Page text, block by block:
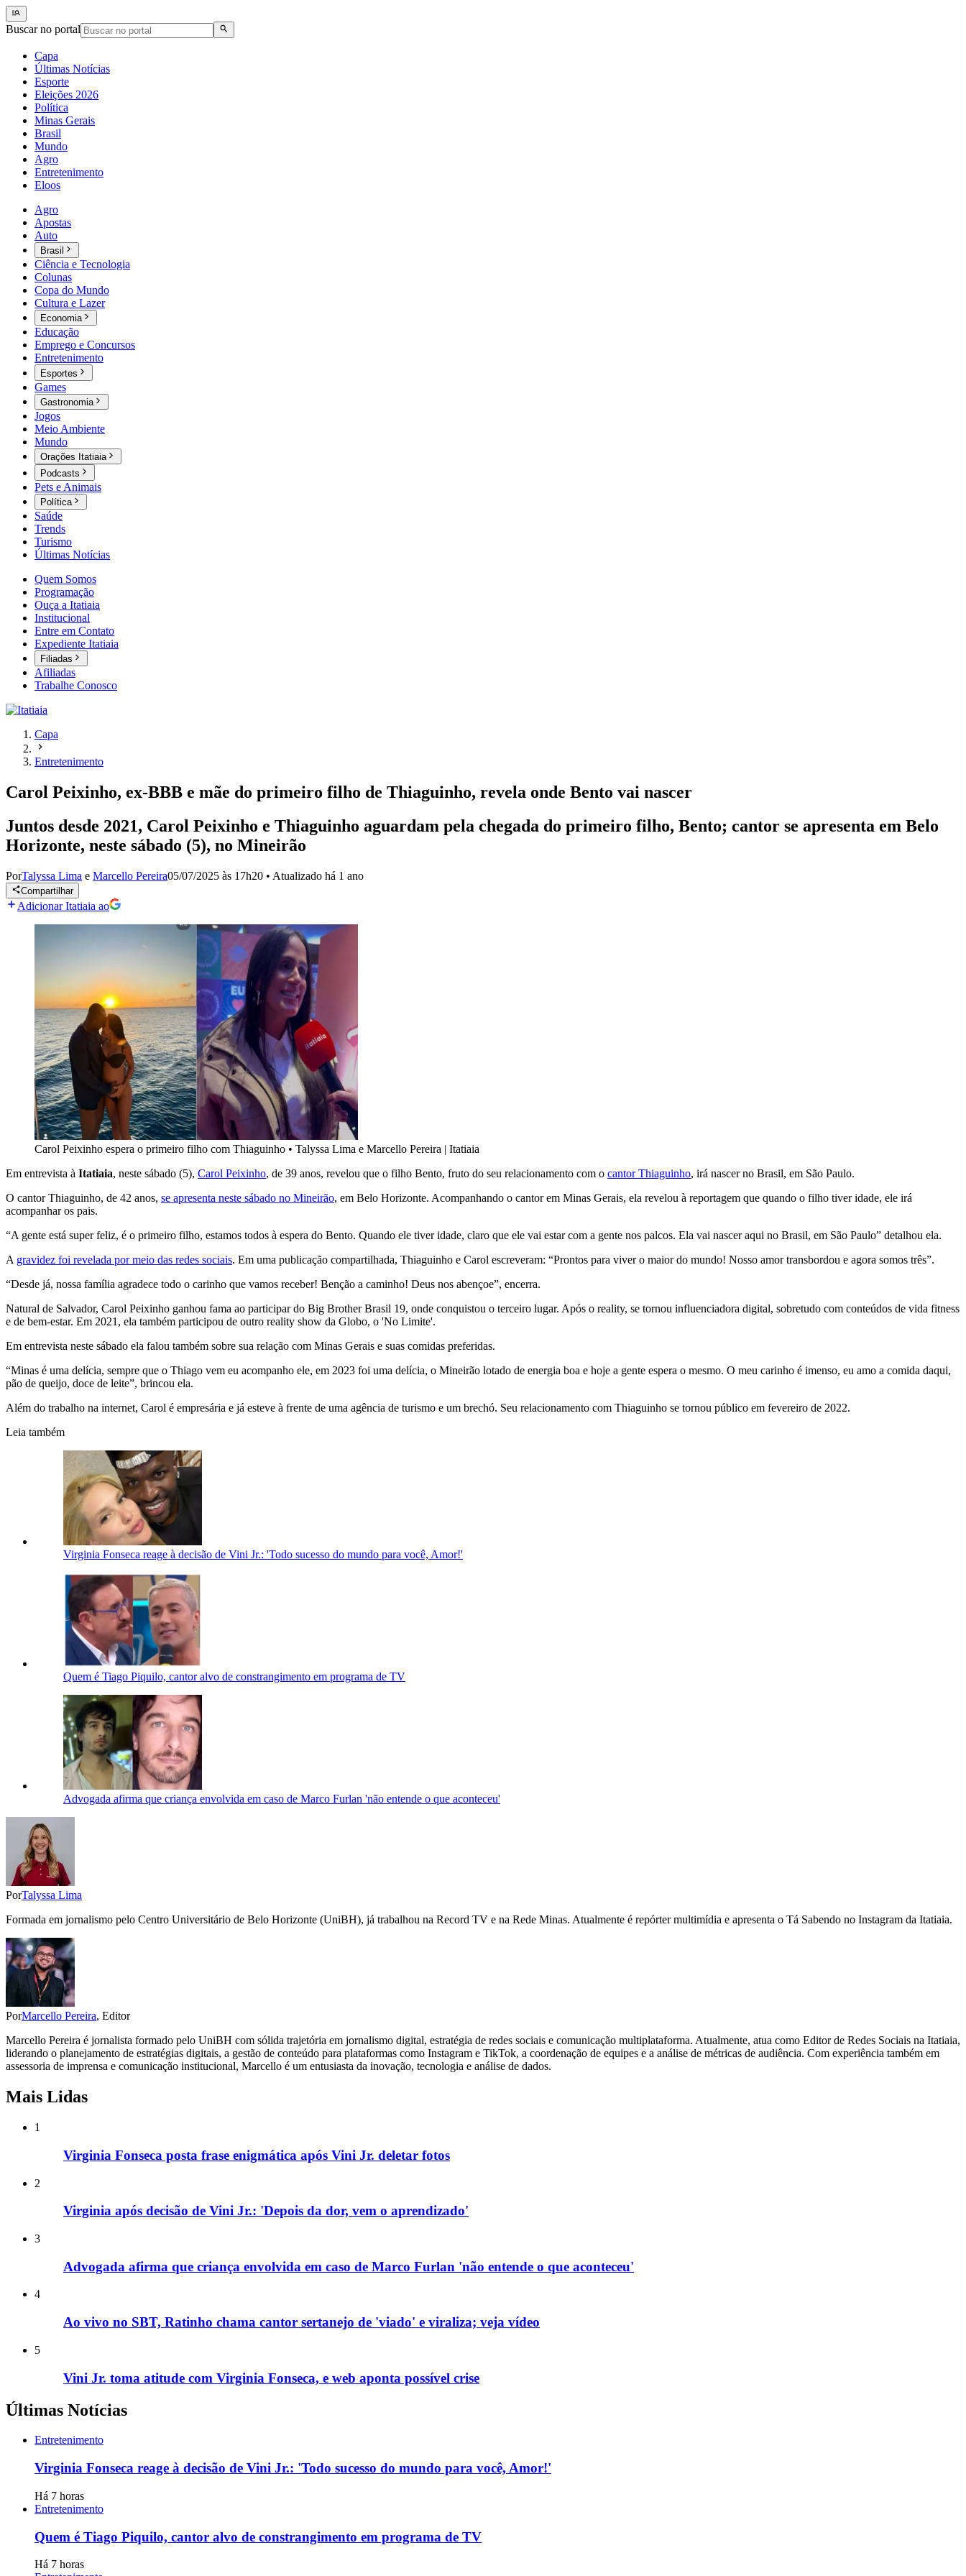
Buscar no portal
Capa
Últimas Notícias
Esporte
Eleições 2026
Política
Minas Gerais
Brasil
Mundo
Agro
Entretenimento
Eloos
Agro
Apostas
Auto
Brasil
Ciência e Tecnologia
Colunas
Copa do Mundo
Cultura e Lazer
Economia
Educação
Emprego e Concursos
Entretenimento
Esportes
Games
Gastronomia
Jogos
Meio Ambiente
Mundo
Orações Itatiaia
Podcasts
Pets e Animais
Política
Saúde
Trends
Turismo
Últimas Notícias
Quem Somos
Programação
Ouça a Itatiaia
Institucional
Entre em Contato
Expediente Itatiaia
Filiadas
Afiliadas
Trabalhe Conosco
Capa
Entretenimento
Carol Peixinho, ex-BBB e mãe do primeiro filho de Thiaguinho, revela onde Bento vai nascer
Juntos desde 2021, Carol Peixinho e Thiaguinho aguardam pela chegada do primeiro filho, Bento; cantor se apresenta em Belo
Horizonte, neste sábado (5), no Mineirão
PorTalyssa Lima e Marcello Pereira05/07/2025 às 17h20 • Atualizado há 1 ano
Compartilhar
Adicionar Itatiaia ao
Carol Peixinho espera o primeiro filho com Thiaguinho • Talyssa Lima e Marcello Pereira | Itatiaia
Em entrevista à Itatiaia, neste sábado (5), Carol Peixinho, de 39 anos, revelou que o filho Bento, fruto do seu relacionamento com o cantor Thiaguinho, irá nascer no Brasil, em São Paulo.
O cantor Thiaguinho, de 42 anos, se apresenta neste sábado no Mineirão, em Belo Horizonte. Acompanhando o cantor em Minas Gerais, ela revelou à reportagem que quando o filho tiver idade, ele irá
acompanhar os pais.
“A gente está super feliz, é o primeiro filho, estamos todos à espera do Bento. Quando ele tiver idade, claro que ele vai estar com a gente nos palcos. Ela vai nascer aqui no Brasil, em São Paulo” detalhou ela.
A gravidez foi revelada por meio das redes sociais. Em uma publicação compartilhada, Thiaguinho e Carol escreveram: “Prontos para viver o maior do mundo! Nosso amor transbordou e agora somos três”.
“Desde já, nossa família agradece todo o carinho que vamos receber! Benção a caminho! Deus nos abençoe”, encerra.
Natural de Salvador, Carol Peixinho ganhou fama ao participar do Big Brother Brasil 19, onde conquistou o terceiro lugar. Após o reality, se tornou influenciadora digital, sobretudo com conteúdos de vida fitness
e de bem-estar. Em 2021, ela também participou de outro reality show da Globo, o 'No Limite'.
Em entrevista neste sábado ela falou também sobre sua relação com Minas Gerais e suas comidas preferidas.
“Minas é uma delícia, sempre que o Thiago vem eu acompanho ele, em 2023 foi uma delícia, o Mineirão lotado de energia boa e hoje a gente espera o mesmo. O meu carinho é imenso, eu amo a comida daqui,
pão de queijo, doce de leite”, brincou ela.
Além do trabalho na internet, Carol é empresária e já esteve à frente de uma agência de turismo e um brechó. Seu relacionamento com Thiaguinho se tornou público em fevereiro de 2022.
Leia também
Virginia Fonseca reage à decisão de Vini Jr.: 'Todo sucesso do mundo para você, Amor!'
Quem é Tiago Piquilo, cantor alvo de constrangimento em programa de TV
Advogada afirma que criança envolvida em caso de Marco Furlan 'não entende o que aconteceu'
PorTalyssa Lima
Formada em jornalismo pelo Centro Universitário de Belo Horizonte (UniBH), já trabalhou na Record TV e na Rede Minas. Atualmente é repórter multimídia e apresenta o Tá Sabendo no Instagram da Itatiaia.
PorMarcello Pereira, Editor
Marcello Pereira é jornalista formado pelo UniBH com sólida trajetória em jornalismo digital, estratégia de redes sociais e comunicação multiplataforma. Atualmente, atua como Editor de Redes Sociais na Itatiaia,
liderando o planejamento de estratégias digitais, a gestão de conteúdo para plataformas como Instagram e TikTok, a coordenação de equipes e a análise de métricas de audiência. Com experiência também em
assessoria de imprensa e comunicação institucional, Marcello é um entusiasta da inovação, tecnologia e análise de dados.
Mais Lidas
1
Virginia Fonseca posta frase enigmática após Vini Jr. deletar fotos
2
Virginia após decisão de Vini Jr.: 'Depois da dor, vem o aprendizado'
3
Advogada afirma que criança envolvida em caso de Marco Furlan 'não entende o que aconteceu'
4
Ao vivo no SBT, Ratinho chama cantor sertanejo de 'viado' e viraliza; veja vídeo
5
Vini Jr. toma atitude com Virginia Fonseca, e web aponta possível crise
Últimas Notícias
Entretenimento
Virginia Fonseca reage à decisão de Vini Jr.: 'Todo sucesso do mundo para você, Amor!'
Há 7 horas
Entretenimento
Quem é Tiago Piquilo, cantor alvo de constrangimento em programa de TV
Há 7 horas